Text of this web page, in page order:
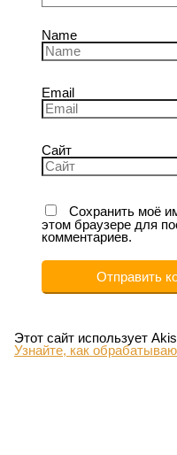
Name
Email
Сайт
Сохранить моё
этом браузере для
комментариев.
Этот сайт использует
Узнайте, как